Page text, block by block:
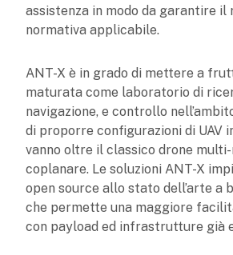
assistenza in modo da garantire
normativa applicabile.
ANT-X è in grado di mettere a
maturata come laboratorio di
navigazione, e controllo
di proporre configurazioni di UAV
vanno oltre il classico drone
coplanare. Le soluzioni ANT-X
open source allo stato dell’arte a
che permette una maggiore
con payload ed infrastrutture già